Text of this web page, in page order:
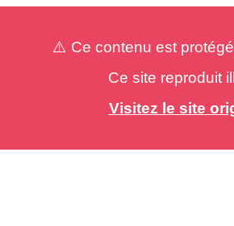
⚠️ Ce contenu est
Ce site reproduit
Visitez le site